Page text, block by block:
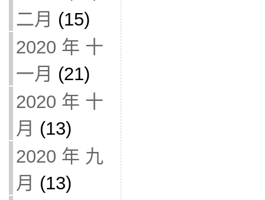
二月 (15)
2020 年 十
一月 (21)
2020 年 十
月 (13)
2020 年 九
月 (13)